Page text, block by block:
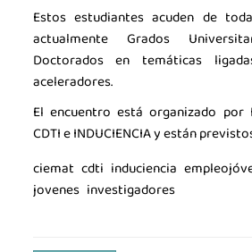
Estos estudiantes acuden de
actualmente Grados
Doctorados en temáticas
aceleradores.
El encuentro está organizado por
CDTI e INDUCIENCIA y están
ciemat cdti induciencia
jovenes investigadores